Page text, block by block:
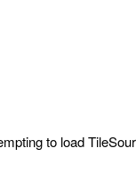
to load